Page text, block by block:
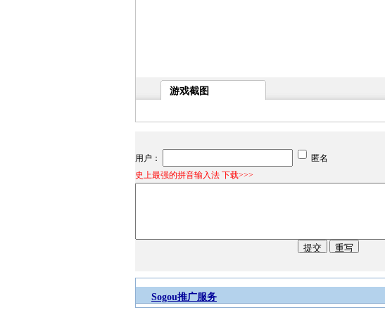
游戏截图
用户：
匿名
史上最强的拼音输入法 下载>>>
Sogou推广服务